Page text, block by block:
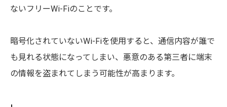
ないフリーWi-Fiのことです。
暗号化されていないWi-Fiを使用すると、通信内容が誰で
も見れる状態になってしまい、悪意のある第三者に端末
の情報を盗まれてしまう可能性が高まります。